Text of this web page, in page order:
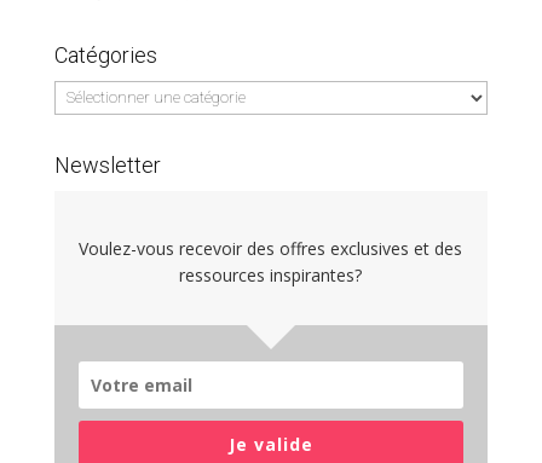
Catégories
Catégories
Newsletter
Voulez-vous recevoir des offres exclusives et des
ressources inspirantes?
Je valide